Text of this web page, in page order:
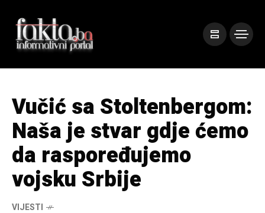
Vučić sa Stoltenbergom:
Naša je stvar gdje ćemo
da raspoređujemo
vojsku Srbije
VIJESTI